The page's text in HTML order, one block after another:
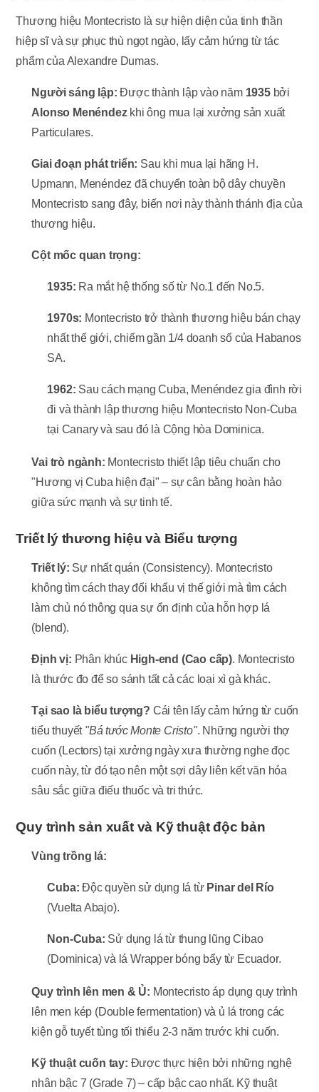
Thương hiệu Montecristo là sự hiện diện của tinh thần
hiệp sĩ và sự phục thù ngọt ngào, lấy cảm hứng từ tác
phẩm của Alexandre Dumas.
Người sáng lập: Được thành lập vào năm 1935bởi
Alonso Menéndezkhi ông mua lại xưởng sản xuất
Particulares.
Giai đoạn phát triển: Sau khi mua lại hãng H.
Upmann, Menéndez đã chuyển toàn bộ dây chuyền
Montecristo sang đây, biến nơi này thành thánh địa của
thương hiệu.
Cột mốc quan trọng:
1935: Ra mắt hệ thống số từ No.1 đến No.5.
1970s: Montecristo trở thành thương hiệu bán chạy
nhất thế giới, chiếm gần 1/4 doanh số của Habanos
SA.
1962: Sau cách mạng Cuba, Menéndez gia đình rời
đi và thành lập thương hiệu Montecristo Non-Cuba
tại Canary và sau đó là Cộng hòa Dominica.
Vai trò ngành: Montecristo thiết lập tiêu chuẩn cho
"Hương vị Cuba hiện đại" – sự cân bằng hoàn hảo
giữa sức mạnh và sự tinh tế.
Triết lý thương hiệu và Biểu tượng
Triết lý: Sự nhất quán (Consistency). Montecristo
không tìm cách thay đổi khẩu vị thế giới mà tìm cách
làm chủ nó thông qua sự ổn định của hỗn hợp lá
(blend).
Định vị: Phân khúc High-end (Cao cấp). Montecristo
là thước đo để so sánh tất cả các loại xì gà khác.
Tại sao là biểu tượng? Cái tên lấy cảm hứng từ cuốn
tiểu thuyết "Bá tước Monte Cristo". Những người thợ
cuốn (Lectors) tại xưởng ngày xưa thường nghe đọc
cuốn này, từ đó tạo nên một sợi dây liên kết văn hóa
sâu sắc giữa điếu thuốc và tri thức.
Quy trình sản xuất và Kỹ thuật độc bản
Vùng trồng lá:
Cuba: Độc quyền sử dụng lá từ Pinar del Río
(Vuelta Abajo).
Non-Cuba: Sử dụng lá từ thung lũng Cibao
(Dominica) và lá Wrapper bóng bẩy từ Ecuador.
Quy trình lên men & Ủ: Montecristo áp dụng quy trình
lên men kép (Double fermentation) và ủ lá trong các
kiện gỗ tuyết tùng tối thiểu 2-3 năm trước khi cuốn.
Kỹ thuật cuốn tay: Được thực hiện bởi những nghệ
nhân bậc 7 (Grade 7) – cấp bậc cao nhất. Kỹ thuật